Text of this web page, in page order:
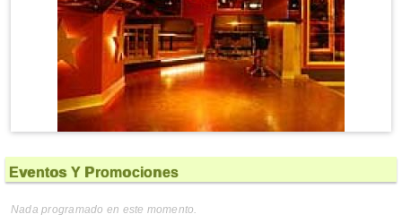
Eventos Y Promociones
Nada programado en este momento.